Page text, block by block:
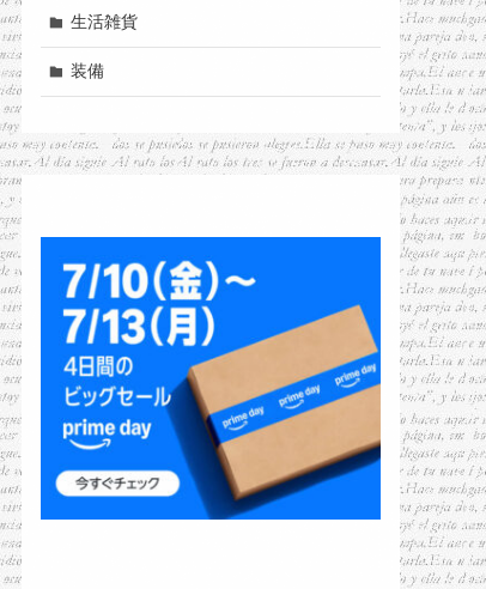
生活雑貨
装備